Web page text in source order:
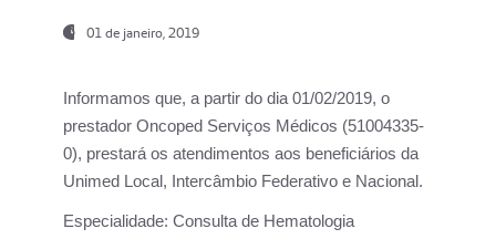
01 de janeiro, 2019
Informamos que, a partir do dia 01/02/2019, o
prestador Oncoped Serviços Médicos (51004335-
0), prestará os atendimentos aos beneficiários da
Unimed Local, Intercâmbio Federativo e Nacional.
Especialidade: Consulta de Hematologia